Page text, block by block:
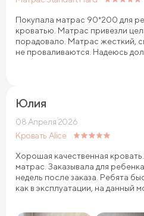
Покупала матрас 90*200 для
кроватью. Матрас привезли
порадовало. Матрас жесткий,
не проваливаются. Надеюсь
Юлия
Кровать Alice
08 Апреля 2026
Хорошая качественная
матрас. Заказывала для
недель после заказа. Ребята
как в эксплуатации, на данный